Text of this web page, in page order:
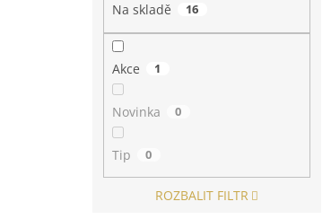
Na skladě 16
Akce 1
Novinka 0
Tip 0
ROZBALIT FILTR